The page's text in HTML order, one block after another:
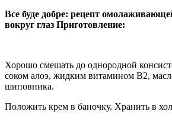
Все буде добре: рецепт
вокруг глаз Приготовление:
Хорошо смешать до однородной
соком алоэ, жидким витамином В2,
шиповника.
Положить крем в баночку. Хранить в